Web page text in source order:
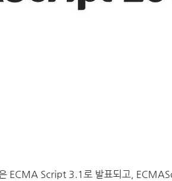
ECMA Script 3.1로 발표되고,